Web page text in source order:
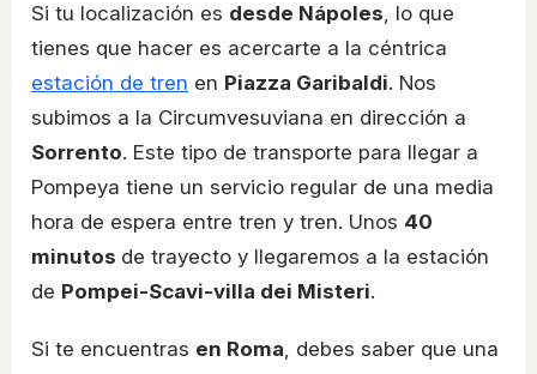
Si tu localización es desde Nápoles, lo que
tienes que hacer es acercarte a la céntrica
estación de tren en Piazza Garibaldi. Nos
subimos a la Circumvesuviana en dirección a
Sorrento. Este tipo de transporte para llegar a
Pompeya tiene un servicio regular de una media
hora de espera entre tren y tren. Unos 40
minutos de trayecto y llegaremos a la estación
de Pompei-Scavi-villa dei Misteri.
Si te encuentras en Roma, debes saber que una